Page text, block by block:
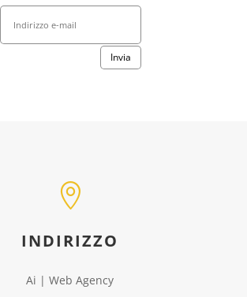
Invia

INDIRIZZO
Ai | Web Agency